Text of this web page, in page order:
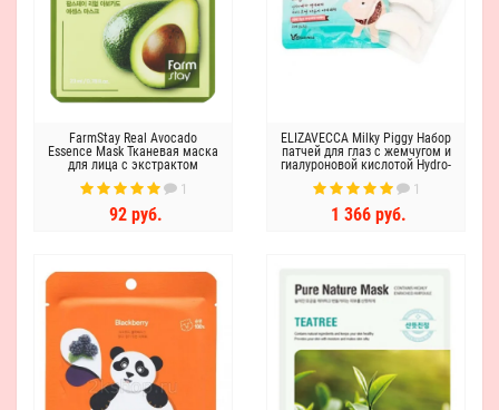
FarmStay Real Avocado
Essence Mask Тканевая маска
для лица с экстрактом
авокадо
1
92 руб.
ELIZAVECCA Milky Piggy Набор
патчей для глаз с жемчугом и
гиалуроновой кислотой Hydro-
gel Bouncy Eye Patch
1
1 366 руб.